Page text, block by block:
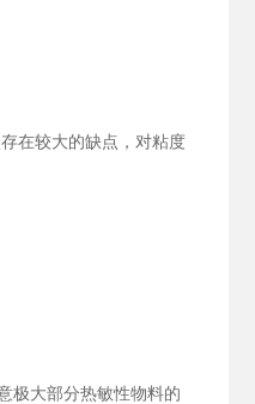
在较大的缺点，对粘度
极大部分热敏性物料的